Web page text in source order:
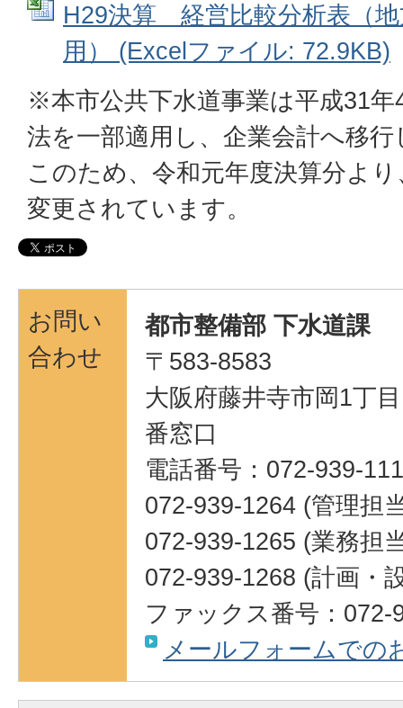
H29決算 経営比較分析表（地
用） (Excelファイル: 72.9KB)
※本市公共下水道事業は平成31年
法を一部適用し、企業会計へ移
このため、令和元年度決算分よ
変更されています。
お問い
合わせ
都市整備部 下水道課
〒583-8583
大阪府藤井寺市岡1丁
番窓口
電話番号：072-939-
072-939-1264 (管理担
072-939-1265 (業務担
072-939-1268 (計画・
ファックス番号：072-
メールフォームでの